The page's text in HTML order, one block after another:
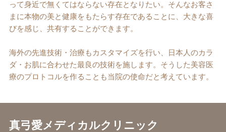
って身近で無くてはならない存在となりたい。そんなお客さ
まに本物の美と健康をもたらす存在であることに、大きな喜
びを感じ、共有することができます。
海外の先進技術・治療もカスタマイズを行い、日本人のカラ
ダ・お肌に合わせた最良の技術を施します。そうした美容医
療のプロトコルを作ることも当院の使命だと考えています。
真弓愛メディカルクリニック